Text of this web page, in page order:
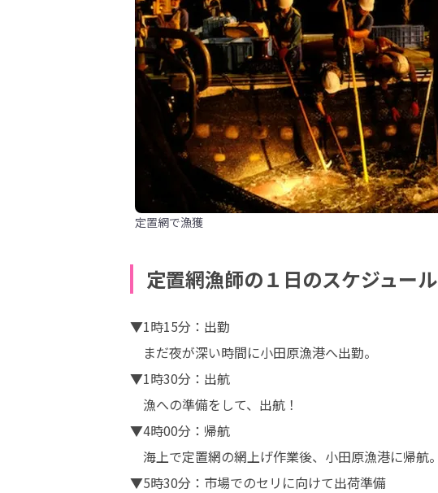
定置網で漁獲
定置網漁師の１日のスケジュール
▼1時15分：出勤
まだ夜が深い時間に小田原漁港へ出勤。
▼1時30分：出航
漁への準備をして、出航！
▼4時00分：帰航
海上で定置網の網上げ作業後、小田原漁港に帰航。
▼5時30分：市場でのセリに向けて出荷準備